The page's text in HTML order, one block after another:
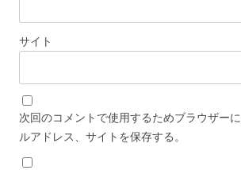
サイト
次回のコメントで使用するためブラウザー
ルアドレス、サイトを保存する。